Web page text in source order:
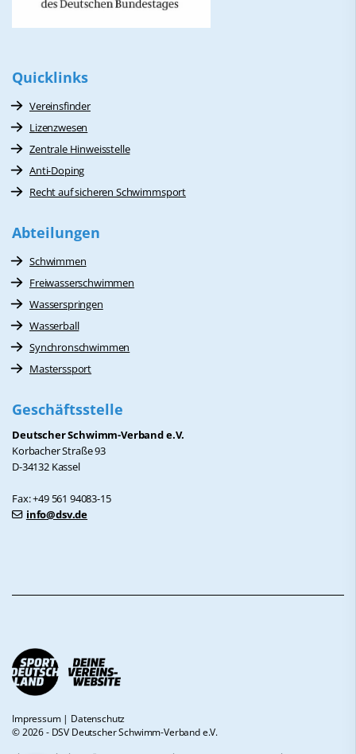
Quicklinks
Vereinsfinder
Lizenzwesen
Zentrale Hinweisstelle
Anti-Doping
Recht auf sicheren Schwimmsport
Abteilungen
Schwimmen
Freiwasserschwimmen
Wasserspringen
Wasserball
Synchronschwimmen
Masterssport
Geschäftsstelle
Deutscher Schwimm-Verband e.V.
Korbacher Straße 93
D-34132 Kassel
Fax: +49 561 94083-15
info@dsv.de
Impressum| Datenschutz
© 2026 - DSV Deutscher Schwimm-Verband e.V.